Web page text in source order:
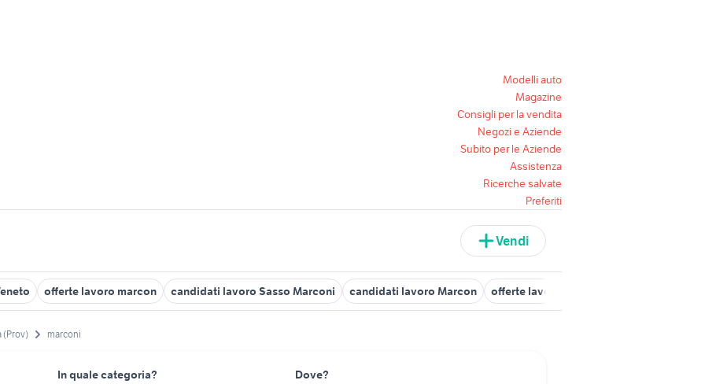
Modelli auto
Magazine
Consigli per la vendita
Negozi e Aziende
Subito per le Aziende
Assistenza
Ricerche salvate
Preferiti
Vendi
offerte lavoro marcon candidati lavoro Sasso Marconi candidati lavoro Marcon offerte lavoro marconi
(Prov) marconi
In quale categoria? Dove?